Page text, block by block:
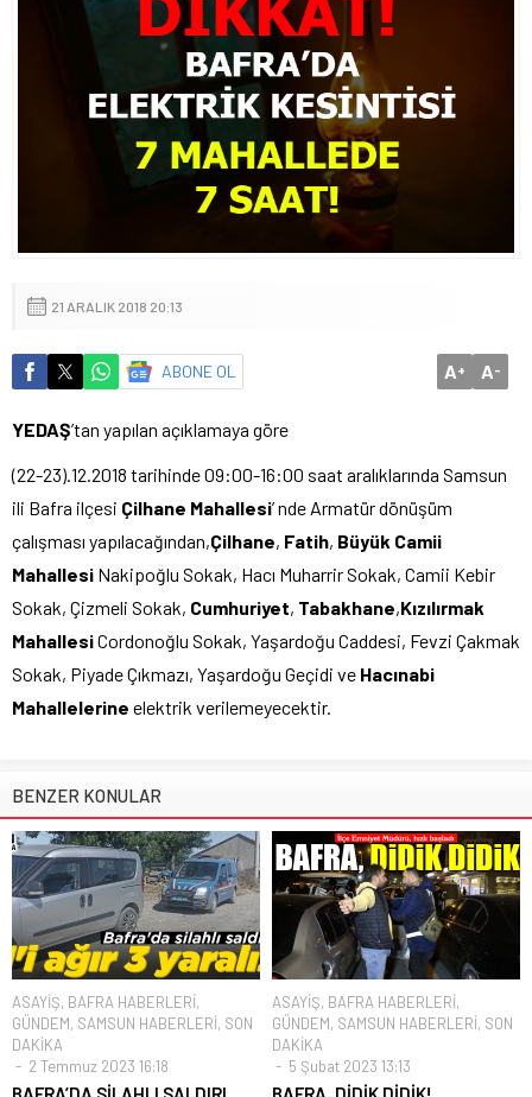
21 ARALIK 2018 20:13
ABONE OL A+ A-
YEDAŞ’tan yapılan açıklamaya göre
(22-23).12.2018 tarihinde 09:00-16:00 saat aralıklarında Samsun
ili Bafra ilçesi Çilhane Mahallesi’ nde Armatür dönüşüm
çalışması yapılacağından,Çilhane, Fatih, Büyük Camii
Mahallesi Nakipoğlu Sokak, Hacı Muharrir Sokak, Camii Kebir
Sokak, Çizmeli Sokak, Cumhuriyet, Tabakhane,Kızılırmak
MahallesiCordonoğlu Sokak, Yaşardoğu Caddesi, Fevzi Çakmak
Sokak, Piyade Çıkmazı, Yaşardoğu Geçidi ve Hacınabi
Mahallelerine elektrik verilemeyecektir.
BENZER KONULAR
ASAYİŞ, BAFRA HABERLERİ,
GÜNDEM, SAMSUN HABERLERİ, SON
DAKİKA
2 Temmuz 2023 16:18
ASAYİŞ, BAFRA HABERLERİ,
GÜNDEM, SAMSUN HABERLERİ, SON
DAKİKA
5 Şubat 2023 13:13